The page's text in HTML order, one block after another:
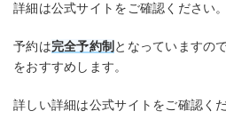
詳細は公式サイトをご確認ください。
予約は完全予約制 となっていますの
をおすすめします。
詳しい詳細は公式サイトをご確認くだ